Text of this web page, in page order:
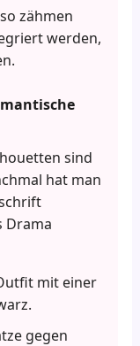
zähmen
werden,
sind
hat man
Drama
mit einer
gegen